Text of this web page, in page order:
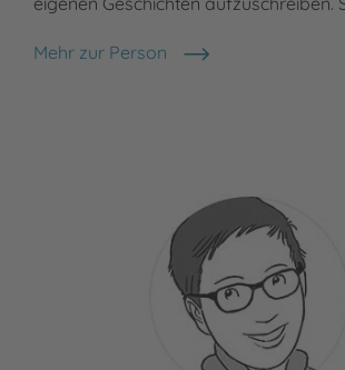
Mehr zur Person
Dorthe Voss